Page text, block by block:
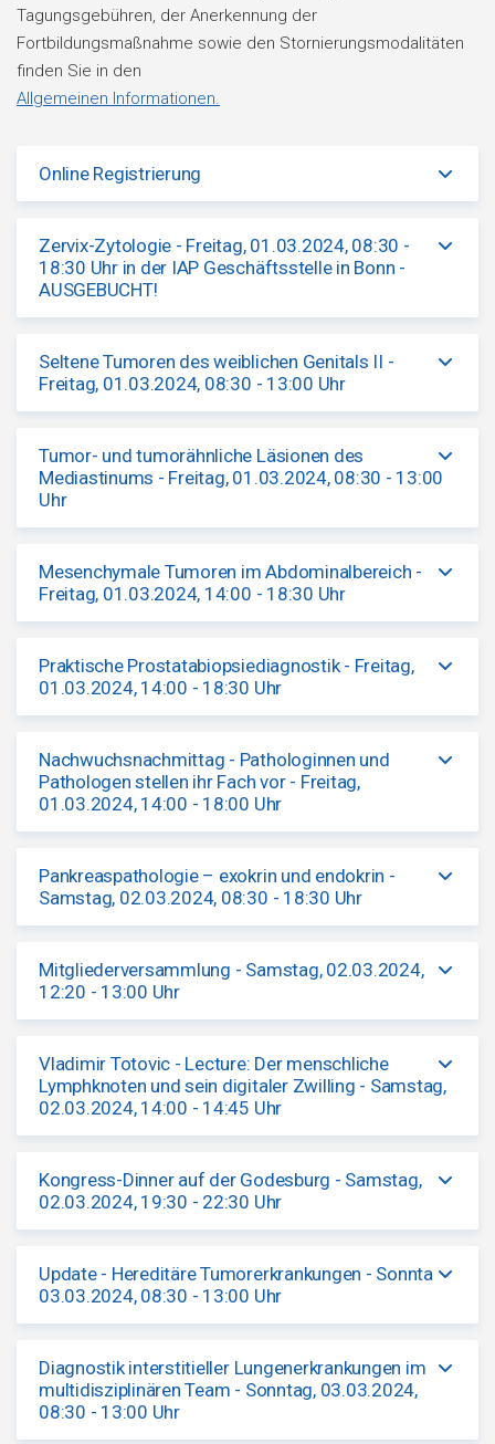
Tagungsgebühren, der Anerkennung der
Fortbildungsmaßnahme sowie den Stornierungsmodalitäten
finden Sie in den
Allgemeinen Informationen.
Online Registrierung
Zervix-Zytologie - Freitag, 01.03.2024, 08:30 -
18:30 Uhr in der IAP Geschäftsstelle in Bonn -
AUSGEBUCHT!
Seltene Tumoren des weiblichen Genitals II -
Freitag, 01.03.2024, 08:30 - 13:00 Uhr
Tumor- und tumorähnliche Läsionen des
Mediastinums - Freitag, 01.03.2024, 08:30 - 13:00
Uhr
Mesenchymale Tumoren im Abdominalbereich -
Freitag, 01.03.2024, 14:00 - 18:30 Uhr
Praktische Prostatabiopsiediagnostik - Freitag,
01.03.2024, 14:00 - 18:30 Uhr
Nachwuchsnachmittag - Pathologinnen und
Pathologen stellen ihr Fach vor - Freitag,
01.03.2024, 14:00 - 18:00 Uhr
Pankreaspathologie – exokrin und endokrin -
Samstag, 02.03.2024, 08:30 - 18:30 Uhr
Mitgliederversammlung - Samstag, 02.03.2024,
12:20 - 13:00 Uhr
Vladimir Totovic - Lecture: Der menschliche
Lymphknoten und sein digitaler Zwilling - Samstag,
02.03.2024, 14:00 - 14:45 Uhr
Kongress-Dinner auf der Godesburg - Samstag,
02.03.2024, 19:30 - 22:30 Uhr
Update - Hereditäre Tumorerkrankungen - Sonntag,
03.03.2024, 08:30 - 13:00 Uhr
Diagnostik interstitieller Lungenerkrankungen im
multidisziplinären Team - Sonntag, 03.03.2024,
08:30 - 13:00 Uhr